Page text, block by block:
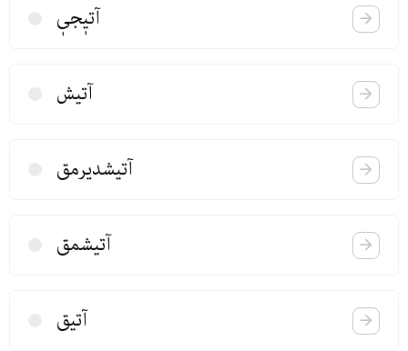
آتیٖجیٖ
آتیش
آتیشدیرمق
آتیشمق
آتیق